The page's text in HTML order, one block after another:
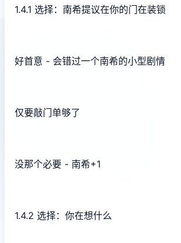
1.4.1 选择：南希提议在你的门在装锁
好首意 - 会错过一个南希的小型剧情
仅要敲门单够了
没那个必要 - 南希+1
1.4.2 选择：你在想什么